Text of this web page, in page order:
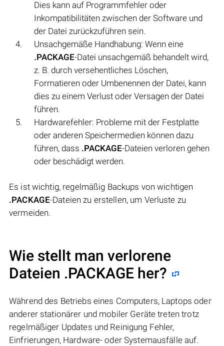
Dies kann auf Programmfehler oder
Inkompatibilitäten zwischen der Software und
der Datei zurückzuführen sein.
Unsachgemäße Handhabung: Wenn eine
.PACKAGE-Datei unsachgemäß behandelt wird,
z. B. durch versehentliches Löschen,
Formatieren oder Umbenennen der Datei, kann
dies zu einem Verlust oder Versagen der Datei
führen.
Hardwarefehler: Probleme mit der Festplatte
oder anderen Speichermedien können dazu
führen, dass .PACKAGE-Dateien verloren gehen
oder beschädigt werden.
Es ist wichtig, regelmäßig Backups von wichtigen
.PACKAGE-Dateien zu erstellen, um Verluste zu
vermeiden.
Wie stellt man verlorene
Dateien .PACKAGE her?
Während des Betriebs eines Computers, Laptops oder
anderer stationärer und mobiler Geräte treten trotz
regelmäßiger Updates und Reinigung Fehler,
Einfrierungen, Hardware- oder Systemausfälle auf.